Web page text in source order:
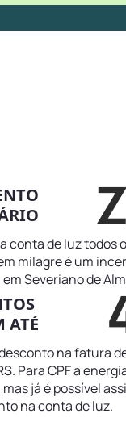
conta de luz todos
milagre é um
Severiano de
ATÉ
na fatura
Para CPF a
já é possível
na conta de luz.